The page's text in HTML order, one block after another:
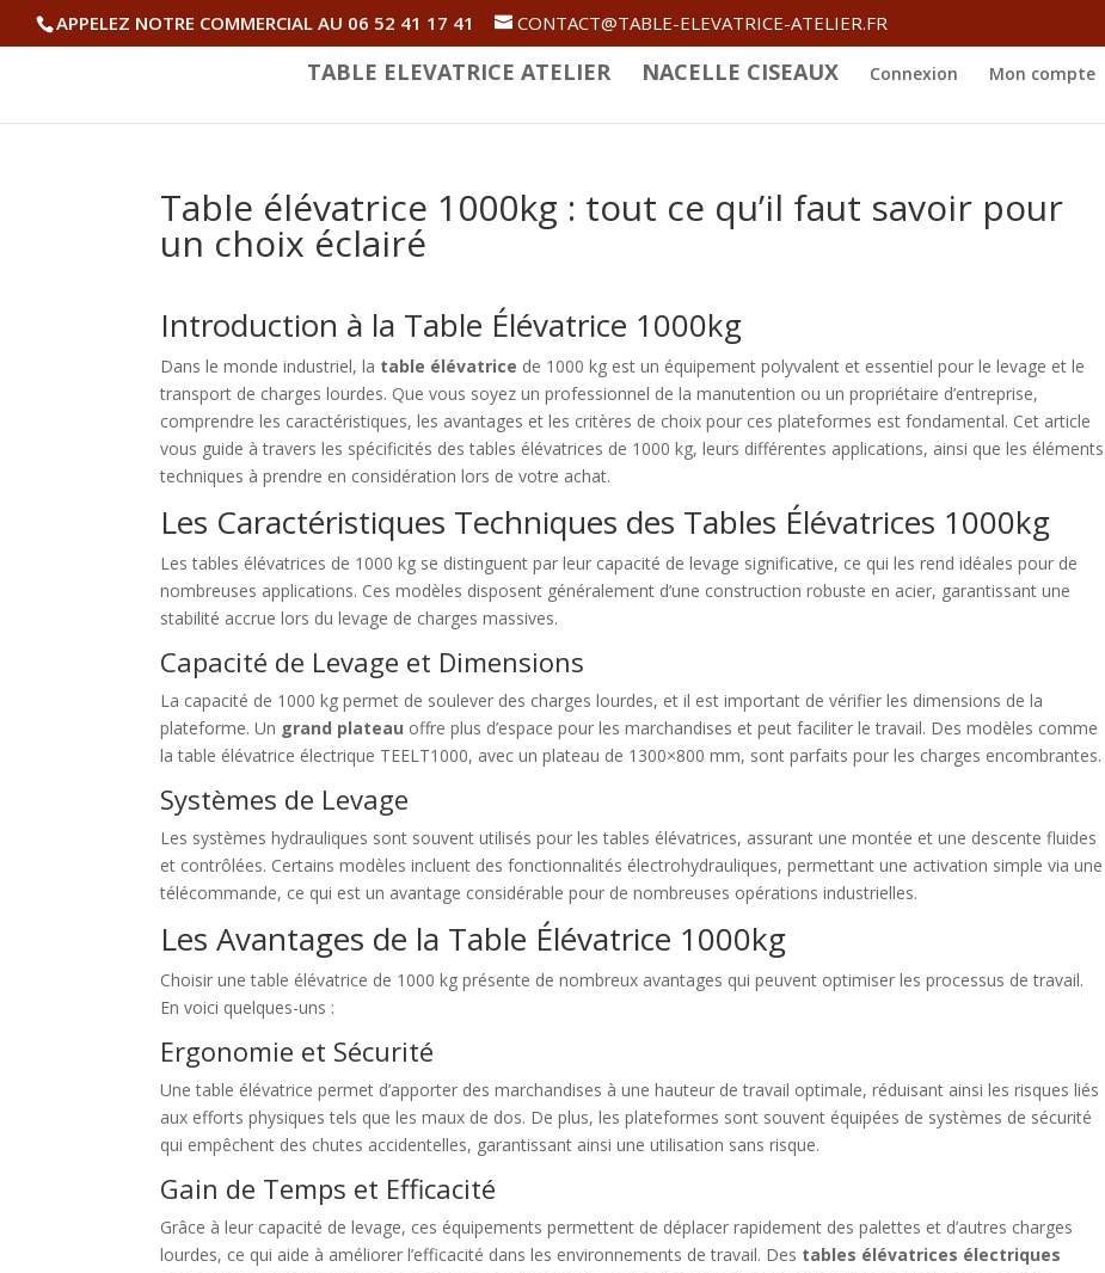
APPELEZ NOTRE COMMERCIAL AU 06 52 41 17 41 CONTACT@TABLE-ELEVATRICE-ATELIER.FR
TABLE ELEVATRICE ATELIER NACELLE CISEAUX Connexion Mon compte
Table élévatrice 1000kg : tout ce qu’il faut savoir pour
un choix éclairé
Introduction à la Table Élévatrice 1000kg
Dans le monde industriel, la table élévatrice de 1000 kg est un équipement polyvalent et essentiel pour le levage et le
transport de charges lourdes. Que vous soyez un professionnel de la manutention ou un propriétaire d’entreprise,
comprendre les caractéristiques, les avantages et les critères de choix pour ces plateformes est fondamental. Cet article
vous guide à travers les spécificités des tables élévatrices de 1000 kg, leurs différentes applications, ainsi que les éléments
techniques à prendre en considération lors de votre achat.
Les Caractéristiques Techniques des Tables Élévatrices 1000kg
Les tables élévatrices de 1000 kg se distinguent par leur capacité de levage significative, ce qui les rend idéales pour de
nombreuses applications. Ces modèles disposent généralement d’une construction robuste en acier, garantissant une
stabilité accrue lors du levage de charges massives.
Capacité de Levage et Dimensions
La capacité de 1000 kg permet de soulever des charges lourdes, et il est important de vérifier les dimensions de la
plateforme. Un grand plateau offre plus d’espace pour les marchandises et peut faciliter le travail. Des modèles comme
la table élévatrice électrique TEELT1000, avec un plateau de 1300×800 mm, sont parfaits pour les charges encombrantes.
Systèmes de Levage
Les systèmes hydrauliques sont souvent utilisés pour les tables élévatrices, assurant une montée et une descente fluides
et contrôlées. Certains modèles incluent des fonctionnalités électrohydrauliques, permettant une activation simple via une
télécommande, ce qui est un avantage considérable pour de nombreuses opérations industrielles.
Les Avantages de la Table Élévatrice 1000kg
Choisir une table élévatrice de 1000 kg présente de nombreux avantages qui peuvent optimiser les processus de travail.
En voici quelques-uns :
Ergonomie et Sécurité
Une table élévatrice permet d’apporter des marchandises à une hauteur de travail optimale, réduisant ainsi les risques liés
aux efforts physiques tels que les maux de dos. De plus, les plateformes sont souvent équipées de systèmes de sécurité
qui empêchent des chutes accidentelles, garantissant ainsi une utilisation sans risque.
Gain de Temps et Efficacité
Grâce à leur capacité de levage, ces équipements permettent de déplacer rapidement des palettes et d’autres charges
lourdes, ce qui aide à améliorer l’efficacité dans les environnements de travail. Des tables élévatrices électriques